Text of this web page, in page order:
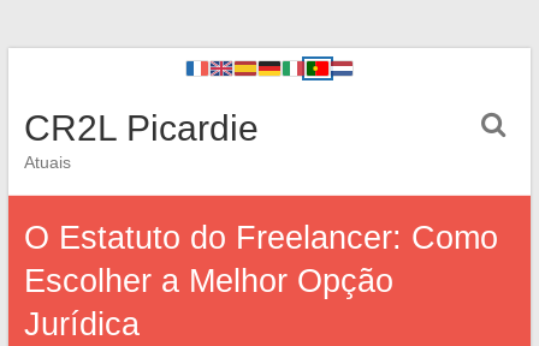
CR2L Picardie
Atuais
O Estatuto do Freelancer: Como
Escolher a Melhor Opção
Jurídica